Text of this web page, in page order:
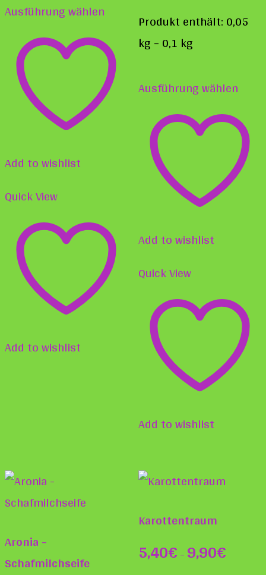
Ausführung wählen Produkt
weist
mehrere
Varianten
auf.
Optionen
Produktseite
gewählt
werden
Add to wishlist
Quick View
Add to wishlist
Produkt enthält: 0,05
kg– 0,1 kg
Ausführung wählen
weist
auf.
Add to wishlist
Quick View
Add to wishlist
Aronia –
Schafmilchseife
Karottentraum
5,40€–9,90€